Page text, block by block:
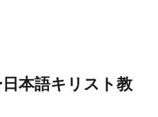
本語キリスト教